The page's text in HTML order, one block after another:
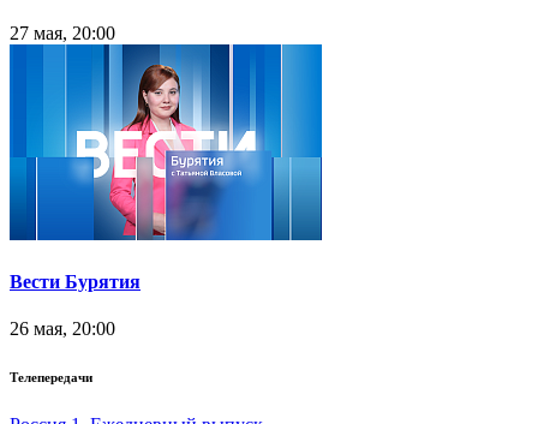
27 мая, 20:00
Вести Бурятия
26 мая, 20:00
Телепередачи